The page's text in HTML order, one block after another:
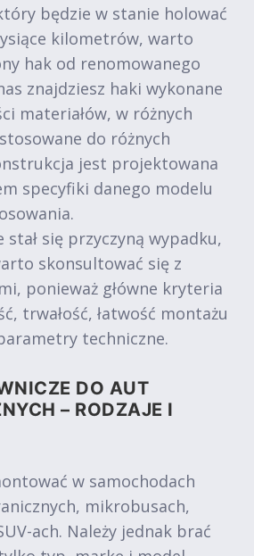
będzie w stanie holować
kilometrów, warto
hak od renomowanego
znajdziesz haki wykonane
materiałów, w różnych
do różnych
jest projektowana
specyfiki danego modelu
się przyczyną wypadku,
skonsultować się z
ponieważ główne kryteria
trwałość, łatwość montażu
techniczne.
DO AUT
– RODZAJE I
w samochodach
mikrobusach,
ach. Należy jednak brać